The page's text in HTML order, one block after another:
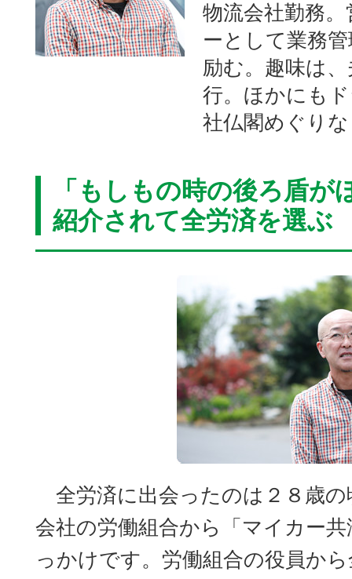
物流会社勤務
ーとして業務
励む。趣味は
行。ほかにも
社仏閣めぐり
「もしもの時の後ろ盾が
紹介されて全労済を選ぶ
全労済に出会ったのは２８歳
会社の労働組合から「マイカー
っかけです。労働組合の役員か